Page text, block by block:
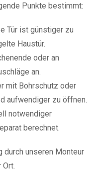
Punkte bestimmt:
Tür ist günstiger zu
Haustür.
oder an
an.
mit Bohrschutz oder
aufwendiger zu öffnen.
notwendiger
berechnet.
durch unseren Monteur